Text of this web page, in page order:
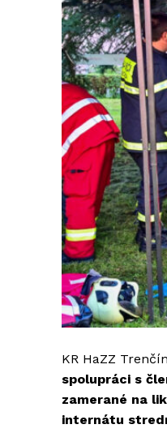
KR HaZZ
spolupráci s
zamerané na l
internátu